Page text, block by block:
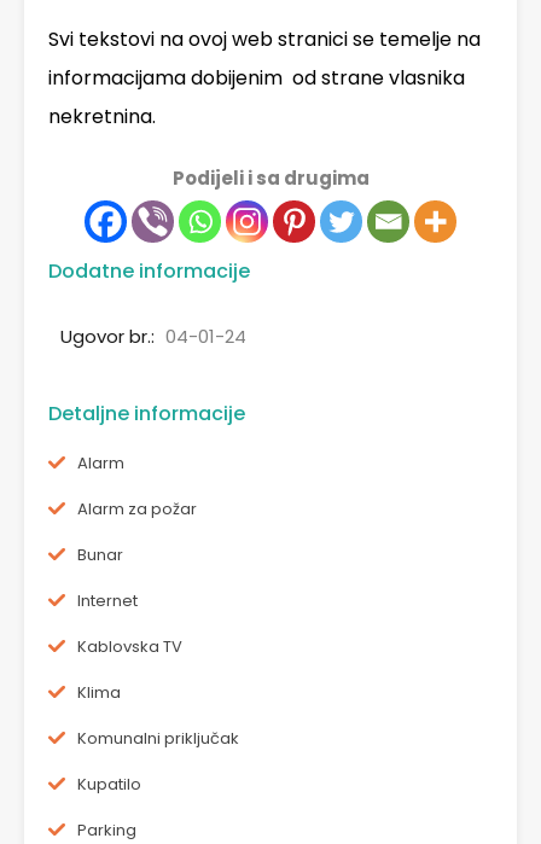
Svi tekstovi na ovoj web stranici se temelje na
informacijama dobijenim od strane vlasnika
nekretnina.
Podijeli i sa drugima
Dodatne informacije
Ugovor br.: 04-01-24
Detaljne informacije
Alarm
Alarm za požar
Bunar
Internet
Kablovska TV
Klima
Komunalni priključak
Kupatilo
Parking